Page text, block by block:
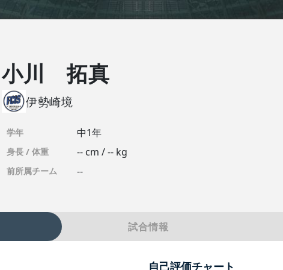
小川 拓真
伊勢崎境
学年 中1年
身長 / 体重 -- cm / -- kg
前所属チーム --
試合情報
自己評価チャート